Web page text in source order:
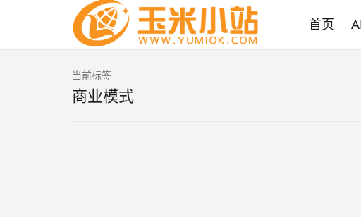
首页
当前标签
商业模式